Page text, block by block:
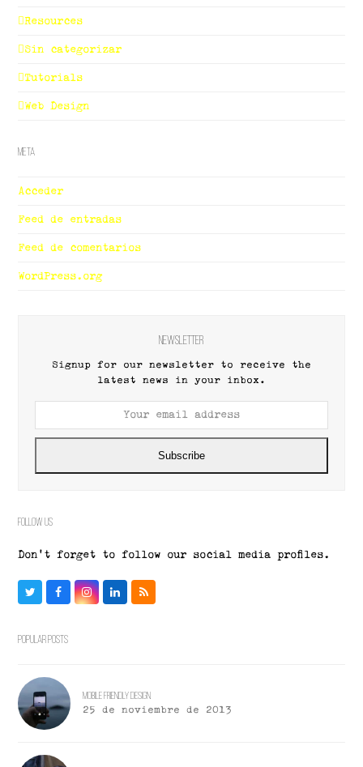
Resources
Sin categorizar
Tutorials
Web Design
Meta
Acceder
Feed de entradas
Feed de comentarios
WordPress.org
Newsletter
Signup for our newsletter to receive the
latest news in your inbox.
Subscribe
Follow Us
Don't forget to follow our social media profiles.
TwitterFacebookInstagram
LinkedIn
RSS
Popular Posts
Mobile Friendly Design
25 de noviembre de 2013